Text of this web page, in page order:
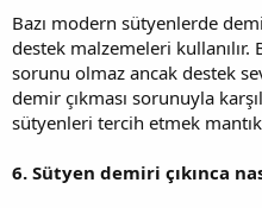
Bazı modern sütyenlerde
destek malzemeleri
sorunu olmaz ancak destek
demir çıkması sorunuyla
sütyenleri tercih etmek
6. Sütyen demiri çıkınca